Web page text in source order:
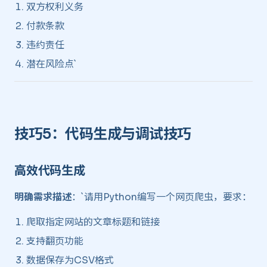
双方权利义务
付款条款
违约责任
潜在风险点`
技巧5：代码生成与调试技巧 ​
高效代码生成 ​
明确需求描述：`请用Python编写一个网页爬虫，要求：
爬取指定网站的文章标题和链接
支持翻页功能
数据保存为CSV格式